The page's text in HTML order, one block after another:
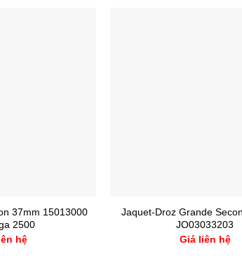
37mm 15013000
2500
hệ
Jaquet-Droz Grande
JO03033203
Giá liên hệ